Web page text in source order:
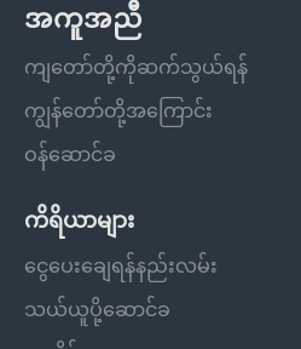
အကူအညီ
ကျတော်တို့ကိုဆက်သွယ်ရန်
ကျွန်တော်တို့အကြောင်း
ဝန်ဆောင်ခ
ကိရိယာများ
ငွေပေးချေရန်နည်းလမ်း
သယ်ယူပို့ဆောင်ခ